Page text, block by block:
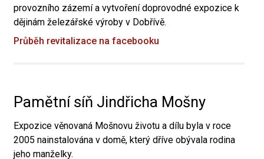
provozního zázemí a vytvoření doprovodné expozice k
dějinám železářské výroby v Dobřívě.
Průběh revitalizace na facebooku
Pamětní síň Jindřicha Mošny
Expozice věnovaná Mošnovu životu a dílu byla v roce
2005 nainstalována v domě, který dříve obývala rodina
jeho manželky.